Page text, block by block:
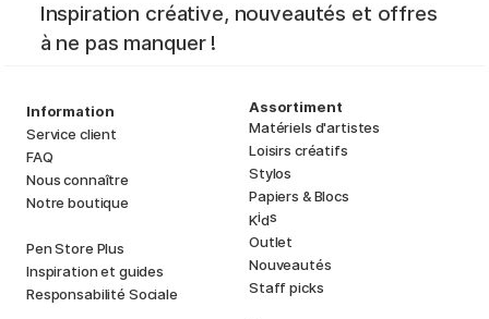
Inspiration créative, nouveautés et offres
à ne pas manquer !
Information
Service client
FAQ
Nous connaître
Notre boutique
Pen Store Plus
Inspiration et guides
Responsabilité Sociale
Assortiment
Matériels d'artistes
Loisirs créatifs
Stylos
Papiers & Blocs
Kids
Outlet
Nouveautés
Staff picks